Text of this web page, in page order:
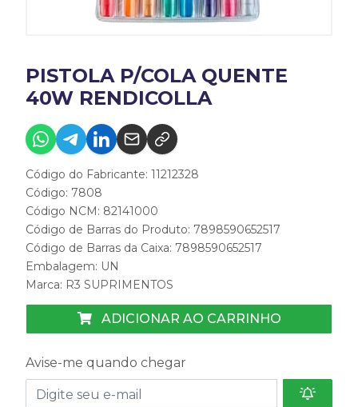
PISTOLA P/COLA QUENTE
40W RENDICOLLA
Código do Fabricante: 11212328
Código: 7808
Código NCM: 82141000
Código de Barras do Produto: 7898590652517
Código de Barras da Caixa: 7898590652517
Embalagem: UN
Marca: R3 SUPRIMENTOS
ADICIONAR AO CARRINHO
Avise-me quando chegar